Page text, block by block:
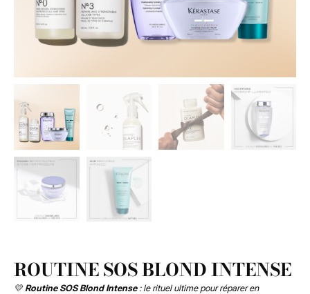
ROUTINE SOS BLOND INTENSE
💛 Routine SOS Blond Intense: le rituel ultime pour réparer en